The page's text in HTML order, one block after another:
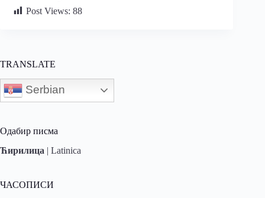
Post Views: 88
TRANSLATE
Serbian
Одабир писма
Ћирилица | Latinica
ЧАСОПИСИ